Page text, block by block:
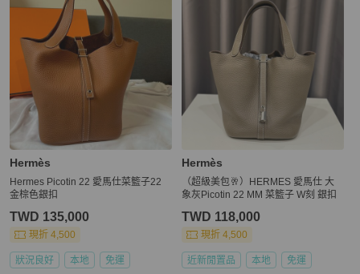
Hermès
Hermes Picotin 22 愛馬仕菜籃子22
金棕色銀扣
TWD 135,000
現折 4,500
狀況良好 本地 免運
Hermès
（超級美包🥂）HERMES 愛馬仕 大
象灰Picotin 22 MM 菜籃子 W刻 銀扣
TWD 118,000
現折 4,500
近新閒置品 本地 免運